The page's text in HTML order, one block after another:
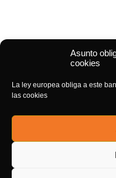
Asunto
cookies
La ley europea obliga a este
las cookies